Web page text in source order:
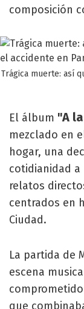
composición
Trágica muerte: así
El álbum "A
mezclado en
hogar, una
cotidianidad
relatos
centrados en
Ciudad.
La partida de
escena
que